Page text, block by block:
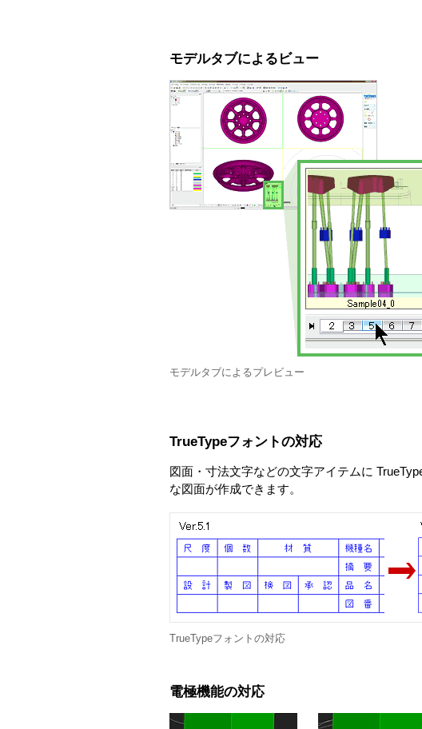
モデルタブによるビュー
モデルタブによるプレビュー
TrueTypeフォントの対応
図面・寸法文字などの文字アイテムに
な図面が作成できます。
TrueTypeフォントの対応
電極機能の対応